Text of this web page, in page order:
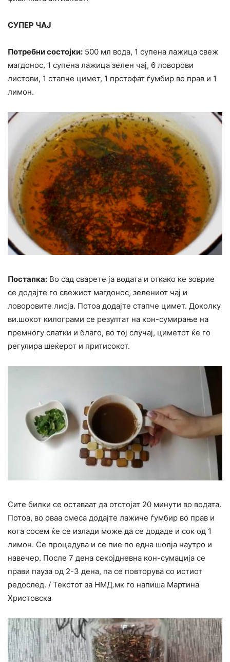
СУПЕР ЧАЈ
Потребни состојки: 500 мл вода, 1 супена лажица свеж
магдонос, 1 супена лажица зелен чај, 6 ловорови
листови, 1 стапче цимет, 1 прстофат ѓумбир во прав и 1
лимон.
Постапка: Во сад сварете ја водата и откако ке зоврие
се додајте го свежиот магдонос, зелениот чај и
ловоровите лисја. Потоа додајте стапче цимет. Доколку
ви.шокот килограми се резултат на кон-сумирање на
премногу слатки и благо, во тој случај, циметот ќе го
регулира шеќерот и притисокот.
Сите билки се оставаат да отстојат 20 минути во водата.
Потоа, во оваа смеса додајте лажиче ѓумбир во прав и
кога сосем ќе се излади може да се додаде и сок од 1
лимон. Се процедува и се пие по една шолја наутро и
навечер. После 7 дена секојдневна кон-сумација се
прави пауза од 2-3 дена, па се повторува со истиот
редослед. / Текстот за НМД.мк го напиша Мартина
Христовска